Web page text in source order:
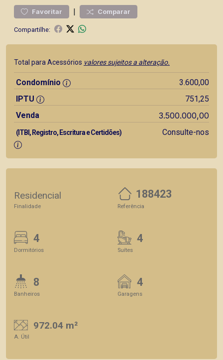
Favoritar | Comparar
Compartilhe:
Total para Acessórios valores sujeitos a alteração.
Condomínio
3.600,00
IPTU
751,25
Venda
3.500.000,00
(ITBI, Registro, Escritura e Certidões) Consulte-nos
Residencial
Finalidade
188423
Referência
4
Dormitórios
4
Suítes
8
Banheiros
4
Garagens
972.04 m²
A. Útil